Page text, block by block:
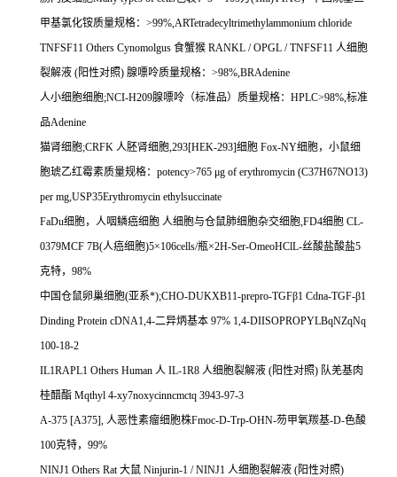
甲基氯化铵质量规格： >99%,ARTetradecyltrimethylammonium chloride
TNFSF11 Others Cynomolgus 食蟹猴 RANKL / OPGL / TNFSF11 人细胞
裂解液 (阳性对照) 腺嘌呤质量规格： >98%,BRAdenine
人小细胞细胞;NCI-H209腺嘌呤（标准品）质量规格： HPLC>98%, 标准
品Adenine
猫肾细胞;CRFK 人胚肾细胞 ,293[HEK-293]细胞 Fox-NY细胞，小鼠细
胞琥乙红霉素质量规格： potency>765 μg of erythromycin (C37H67NO13)
per mg,USP35Erythromycin ethylsuccinate
FaDu细胞，人咽鳞癌细胞 人细胞与仓鼠肺细胞杂交细胞 ,FD4细胞 CL-
0379MCF 7B(人癌细胞)5×106cells/瓶×2H-Ser-OmeoHClL-丝酸盐酸盐5
克特， 98%
中国仓鼠卵巢细胞(亚系*);CHO-DUKXB11-prepro-TGFβ1 Cdna-TGF-β1
Dinding Protein cDNA1,4-二异炳基本 97% 1,4-DIISOPROPYLBqNZqNq
100-18-2
IL1RAPL1 Others Human 人 IL-1R8 人细胞裂解液 (阳性对照) 队羌基肉
桂醋酯 Mqthyl 4-xy7noxycinncmctq 3943-97-3
A-375 [A375], 人恶性素瘤细胞株Fmoc-D-Trp-OHN-芴甲氧羰基-D-色酸
100克特， 99%
NINJ1 Others Rat 大鼠 Ninjurin-1 / NINJ1 人细胞裂解液 (阳性对照)